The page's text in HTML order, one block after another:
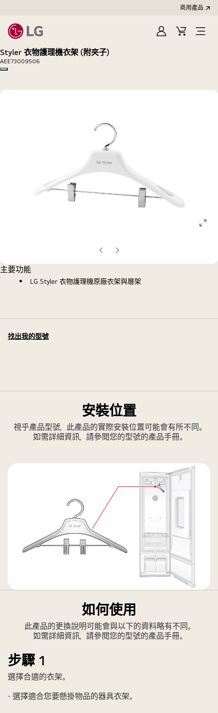
商用產品
登
購
Styler 衣物護理機衣架 (附夾子)
AEE73009506
Copy model name
上
一
張
投
下
一
張
投
主要功能
LG Styler 衣物護理機原廠衣架與層架
找出我的型號
安裝位置
視乎產品型號，此產品的實際安裝位置可能會有所不同。
如需詳細資訊，請參閱您的型號的產品手冊。
如何使用
此產品的更換說明可能會與以下的資料略有不同。
如需詳細資訊，請參閱您的型號的產品手冊。
步驟 1
選擇合適的衣架。
- 選擇適合您要懸掛物品的器具衣架。